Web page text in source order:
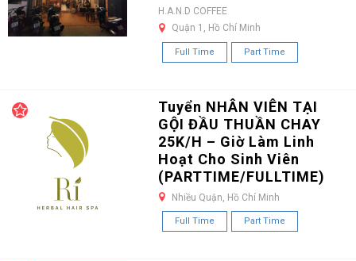
H.A.N.D COFFEE
Quận 1, Hồ Chí Minh
Full Time Part Time
Tuyển NHÂN VIÊN TẠI
GỘI ĐẦU THUẦN CHAY
25K/H – Giờ Làm Linh
Hoạt Cho Sinh Viên
(PARTTIME/FULLTIME)
Nhiều Quận, Hồ Chí Minh
Full Time Part Time